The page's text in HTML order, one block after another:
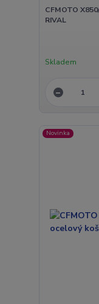
CFMOTO
RIVAL
Skladem
Novinka